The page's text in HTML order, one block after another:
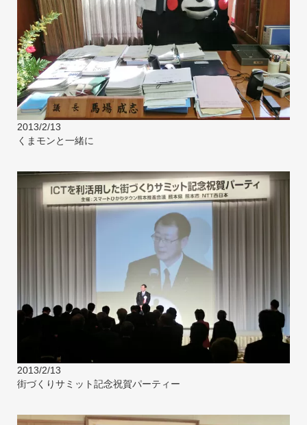
2013/2/13
くまモンと一緒に
2013/2/13
街づくりサミット記念祝賀パーティー